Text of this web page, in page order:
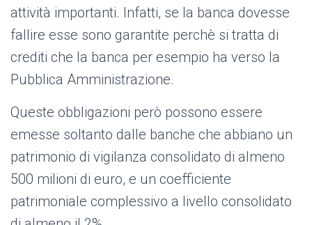
attività importanti. Infatti, se la banca dovesse
fallire esse sono garantite perchè si tratta di
crediti che la banca per esempio ha verso la
Pubblica Amministrazione.
Queste obbligazioni però possono essere
emesse soltanto dalle banche che abbiano un
patrimonio di vigilanza consolidato di almeno
500 milioni di euro, e un coefficiente
patrimoniale complessivo a livello consolidato